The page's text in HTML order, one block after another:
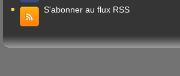
S'abonner au flux RSS